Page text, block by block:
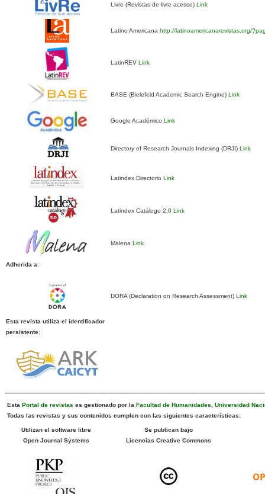
Livre (Revistas de livre acesso) Link
Latino Americana http://latinoamericanarevistas.org/
LatinREV Link
BASE (Bielefeld Academic Search Engine) Link
Google AcadémicoLink
Directory of Research Journals Indexing (DRJI)Link
Latindex DirectorioLink
Latindex Catálogo 2.0Link
MalenaLink
Adherida a:
DORA (Declaration on Research Assessment)Link
Esta revista utiliza el identificador
persistente:
Esta Portal de revistas es gestionado por la Facultad de Humanidades
Universidad
Todas las revistas y sus contenidos cumplen con las siguientes características:
Utilizan el software libre
Open Journal Systems
Se publican bajo
Licencias Creative Commons